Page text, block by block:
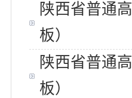
陕西省普通
板）
陕西省普通
板）